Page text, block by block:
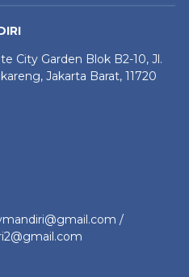
City Garden Blok B2-10, Jl.
Jakarta Barat, 11720
/